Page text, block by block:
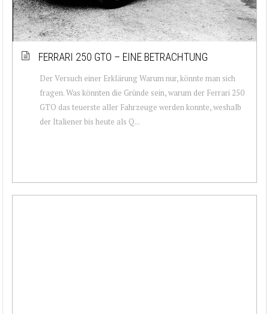
FERRARI 250 GTO – EINE BETRACHTUNG
Der Versuch einer Erklärung Warum nur, könnte man sich
fragen. Was könnten die Gründe sein, warum der Ferrari 250
GTO das teuerste aller Fahrzeuge werden konnte, weshalb
der Italiener bis heute als Q...